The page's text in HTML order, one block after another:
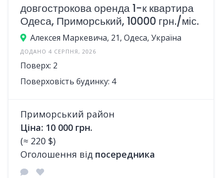
довгострокова оренда 1-к квартира
Одеса, Приморський, 10000 грн./міс.
Алексея Маркевича, 21, Одеса, Україна
ДОДАНО 4 СЕРПНЯ, 2026
Поверх: 2
Поверховість будинку: 4
Приморський район
Ціна: 10 000 грн.
(≈ 220 $)
Оголошення від посередника